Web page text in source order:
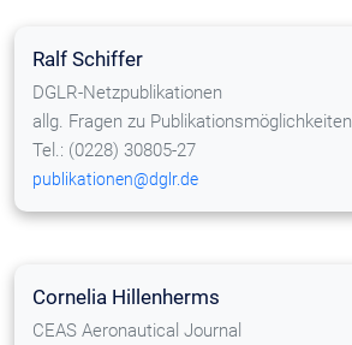
Ralf Schiffer
DGLR-Netzpublikationen
allg. Fragen zu Publikationsmöglichkeiten
Tel.: (0228) 30805-27
publikationen@dglr.de
Cornelia Hillenherms
CEAS Aeronautical Journal